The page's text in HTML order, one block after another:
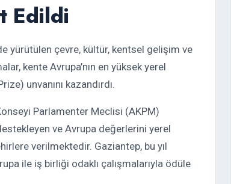
Edildi
yürütülen çevre, kültür, kentsel gelişim ve
kente Avrupa’nın en yüksek yerel
unvanını kazandırdı.
Parlamenter Meclisi (AKPM)
ve Avrupa değerlerini yerel
verilmektedir. Gaziantep, bu yıl
ile iş birliği odaklı çalışmalarıyla ödüle